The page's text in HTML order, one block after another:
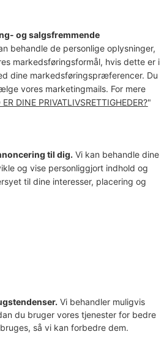
og salgsfremmende
behandle de personlige oplysninger,
markedsføringsformål, hvis dette er i
dine markedsføringspræferencer. Du
vores marketingmails. For mere
ER DINE PRIVATLIVSRETTIGHEDER?"
til dig. Vi kan behandle dine
og vise personliggjort indhold og
til dine interesser, placering og
Vi behandler muligvis
du bruger vores tjenester for bedre
så vi kan forbedre dem.